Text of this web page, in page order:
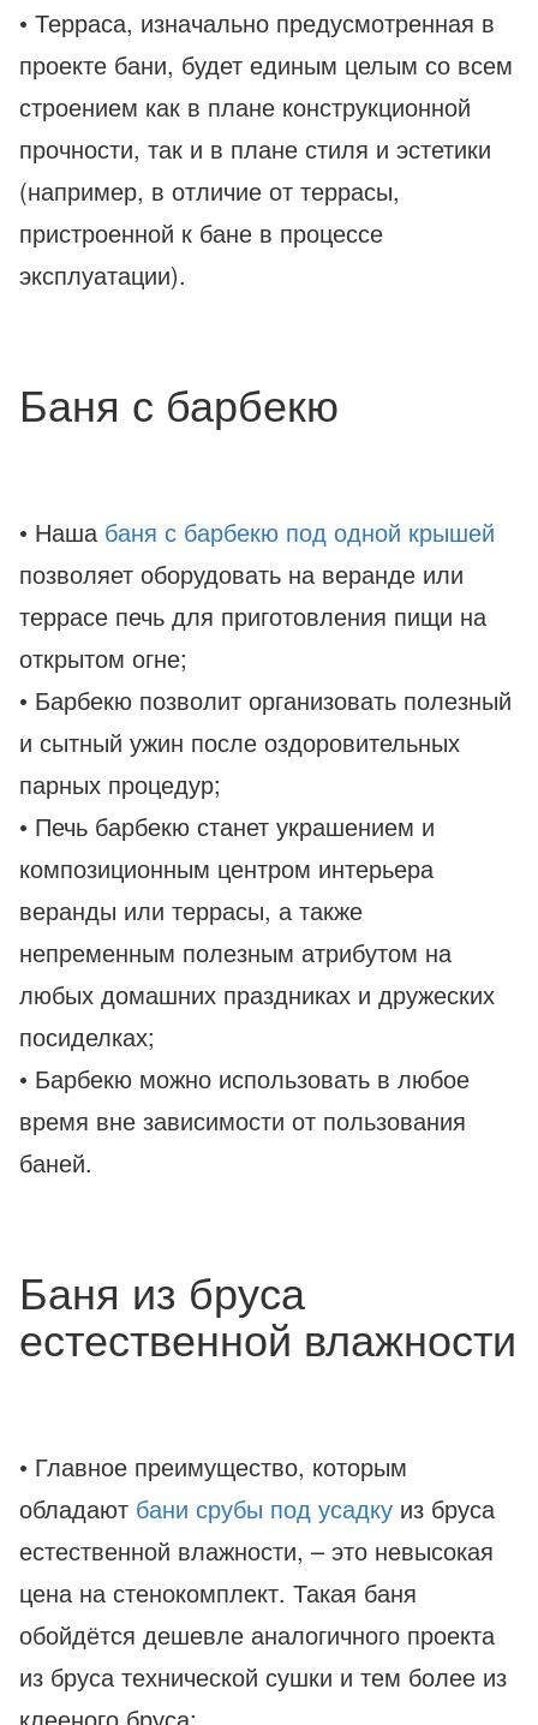
• Терраса, изначально предусмотренная в
проекте бани, будет единым целым со всем
строением как в плане конструкционной
прочности, так и в плане стиля и эстетики
(например, в отличие от террасы,
пристроенной к бане в процессе
эксплуатации).
Баня с барбекю
• Наша баня с барбекю под одной крышей
позволяет оборудовать на веранде или
террасе печь для приготовления пищи на
открытом огне;
• Барбекю позволит организовать полезный
и сытный ужин после оздоровительных
парных процедур;
• Печь барбекю станет украшением и
композиционным центром интерьера
веранды или террасы, а также
непременным полезным атрибутом на
любых домашних праздниках и дружеских
посиделках;
• Барбекю можно использовать в любое
время вне зависимости от пользования
баней.
Баня из бруса
естественной влажности
• Главное преимущество, которым
обладают бани срубы под усадку из бруса
естественной влажности, – это невысокая
цена на стенокомплект. Такая баня
обойдётся дешевле аналогичного проекта
из бруса технической сушки и тем более из